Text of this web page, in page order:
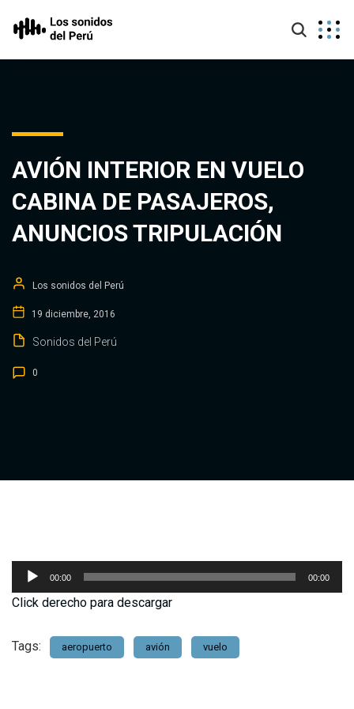
AVIÓN INTERIOR EN VUELO
CABINA DE PASAJEROS,
ANUNCIOS TRIPULACIÓN
Los sonidos del Perú
19 diciembre, 2016
Sonidos del Perú
0
Reproductor
de
audio
00:00 00:00
Click derecho para descargar
Tags: aeropuerto avión vuelo